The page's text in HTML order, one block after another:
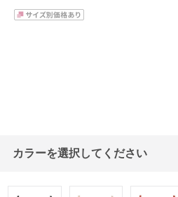
カラーを選択してください